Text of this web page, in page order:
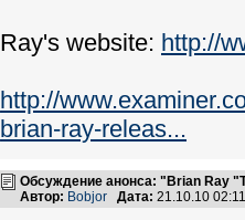
Ray's website: http://
http://
brian-ray-releas...
Обсуждение анонса: "Brian Ray
Автор: Bobjor Дата: 21.10.10